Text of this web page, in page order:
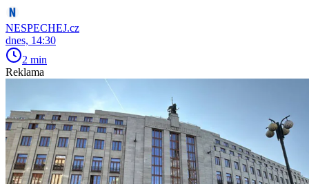
NESPECHEJ.cz
dnes, 14:30
2 min
Reklama